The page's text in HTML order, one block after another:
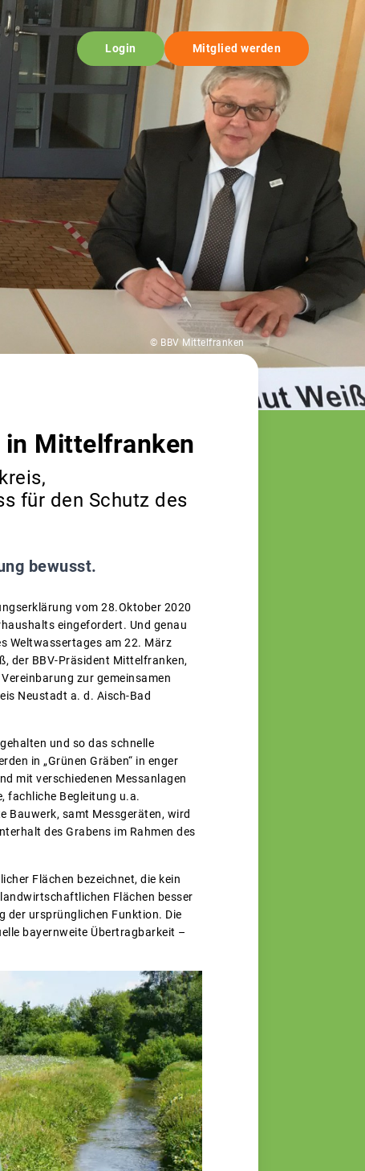
Login Mitglied werden
© BBV Mittelfranken
in Mittelfranken
für den Schutz des
bewusst.
vom 28.Oktober 2020
eingefordert. Und genau
Weltwassertages am 22. März
der BBV-Präsident Mittelfranken,
zur gemeinsamen
Neustadt a. d. Aisch-Bad
und so das schnelle
in „Grünen Gräben“ in enger
mit verschiedenen Messanlagen
fachliche Begleitung u.a.
Bauwerk, samt Messgeräten, wird
des Grabens im Rahmen des
Flächen bezeichnet, die kein
Flächen besser
der ursprünglichen Funktion. Die
bayernweite Übertragbarkeit –